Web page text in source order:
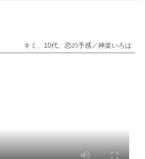
キミ、10代、恋の予感／神楽いろは